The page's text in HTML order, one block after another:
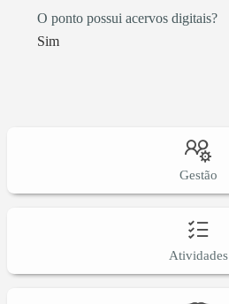
O ponto possui acervos digitais?
Sim
Gestão
Atividades